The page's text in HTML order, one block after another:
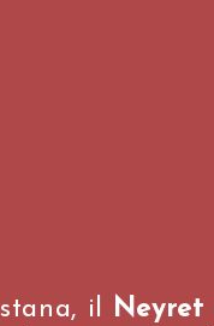
il Neyret